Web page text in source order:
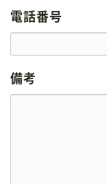
電話番号
備考